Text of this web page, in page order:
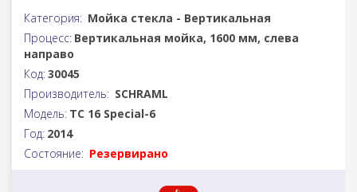
Категория: Мойка стекла - Вертикальная
Процесс: Вертикальная мойка, 1600 мм, слева
направо
Код:30045
Производитель: SCHRAML
Модель: TC 16 Special-6
Год: 2014
Состояние: Резервирано